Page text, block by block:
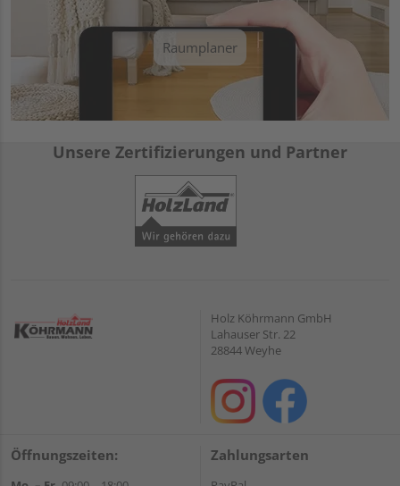
Raumplaner
Unsere Zertifizierungen und Partner
Holz Köhrmann GmbH
Lahauser Str. 22
28844 Weyhe
Öffnungszeiten: Zahlungsarten